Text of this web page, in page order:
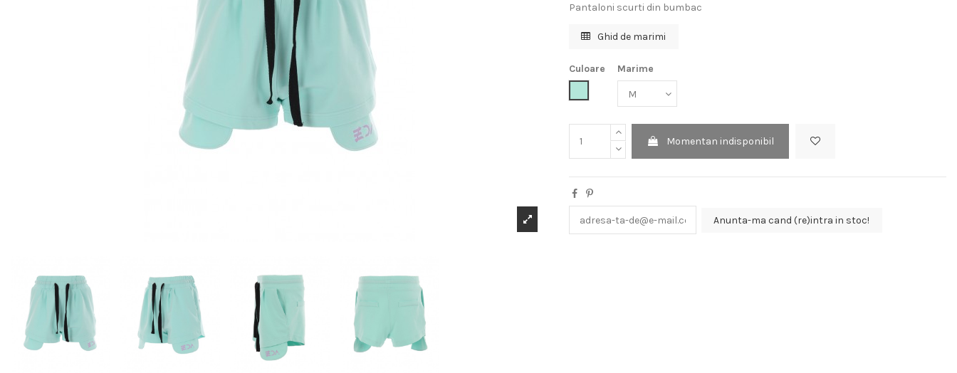
Pantaloni scurti din bumbac
Ghid de marimi
Culoare
Marime
Momentan indisponibil
Anunta-ma cand (re)intra in stoc!